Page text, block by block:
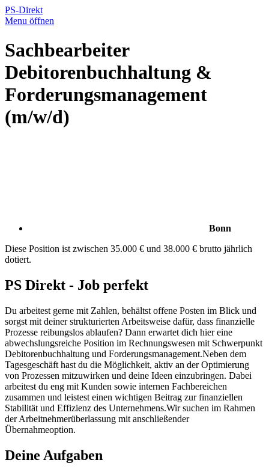
PS-Direkt
Menu öffnen
Sachbearbeiter
Debitorenbuchhaltung &
Forderungsmanagement
(m/w/d)
Bonn
Diese Position ist zwischen 35.000 € und 38.000 € brutto jährlich
dotiert.
PS Direkt - Job perfekt
Du arbeitest gerne mit Zahlen, behältst offene Posten im Blick und
sorgst mit deiner strukturierten Arbeitsweise dafür, dass finanzielle
Prozesse reibungslos ablaufen? Dann erwartet dich hier eine
abwechslungsreiche Position im Rechnungswesen mit Schwerpunkt
Debitorenbuchhaltung und Forderungsmanagement.Neben dem
Tagesgeschäft hast du die Möglichkeit, aktiv an der Optimierung
von Prozessen mitzuwirken und deine Ideen einzubringen. Dabei
arbeitest du eng mit Kunden sowie internen Fachbereichen
zusammen und leistest einen wichtigen Beitrag zur finanziellen
Stabilität und Effizienz des Unternehmens.Wir suchen im Rahmen
der Arbeitnehmerüberlassung mit anschließender
Übernahmeoption.
Deine Aufgaben